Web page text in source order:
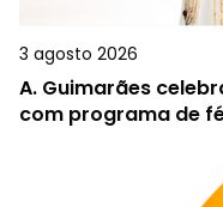
3 agosto 2026
A. Guimarães
com programa de